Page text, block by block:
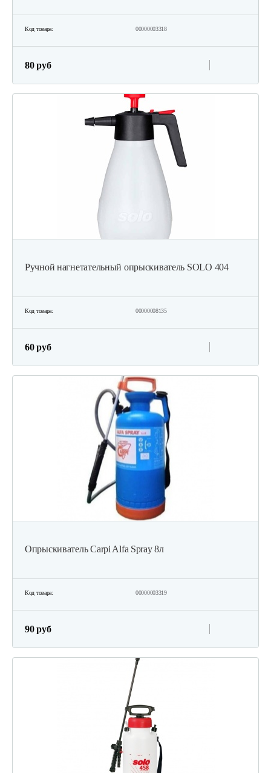
Код товара: 00000003318
80 руб
Ручной нагнетательный опрыскиватель SOLO 404
Код товара: 00000008135
60 руб
Опрыскиватель Carpi Alfa Spray 8л
Код товара: 00000003319
90 руб